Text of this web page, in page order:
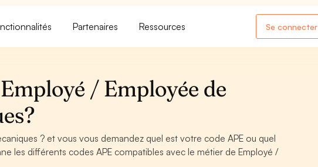
Partenaires Ressources Se connecter
/ Employée de
? et vous vous demandez quel est votre code APE ou quel
les différents codes APE compatibles avec le métier de Employé /